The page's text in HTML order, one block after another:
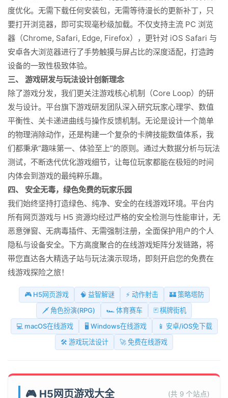
度优化。无需下载任何安装包，无需等待漫长的更新补丁，只
要打开浏览器，即可实现毫秒级加载。不仅支持主流 PC 浏览
器（Chrome, Safari, Edge, Firefox），更针对 iOS Safari 与
安卓各大浏览器进行了手势触摸与屏占比的深度适配，打造跨
设备的一致性极致体验。
三、 游戏研发与玩法设计创新理念
除了游戏分发，我们更关注游戏核心机制（Core Loop）的研
发与设计。平台旗下游戏研发团队深入研究玩家心理学、数值
平衡性、关卡递进曲线与操作反馈机制。无论是设计一个简单
的物理消除动作，还是构建一个复杂的卡牌技能数值体系，我
们都秉承“趣味第一、体验至上”的原则。通过大数据分析与玩法
测试，不断迭代优化游戏细节，让每位玩家都能在极短的时间
内体会到游戏的最纯粹乐趣。
四、 安全无毒，绿色免费的玩家乐园
我们始终坚持打造绿色、纯净、安全的在线游戏环境。平台内
所有网页游戏与 H5 资源均经过严格的安全检测与性能审计，无
恶意弹窗、无病毒插件、无需强制注册，全面保护用户的个人
隐私与设备安全。下方高度聚合的在线游戏矩阵分发链路，将
带您直达各大精选子站与玩法演示现场，即刻开启您的免费在
线游戏探险之旅！
🎮 H5网页游戏 🧠 益智解谜 ⚡ 动作射击
🏰 策略塔防
🗡️ 角色扮演(RPG)
🏎️ 体育赛车
🃏 棋牌街机
💻 macOS在线游戏
🖥️ Windows在线游戏
📱 安卓/iOS免下载
🛠️ 游戏玩法设计
🚀 免费在线游戏
🎮 H5网页游戏大全 (共 9 个站点)